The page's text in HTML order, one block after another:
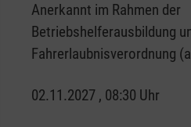
Anerkannt im Rahmen der
Betriebshelferausbildung
Fahrerlaubnisverordnung
02.11.2027 , 08:30 Uhr